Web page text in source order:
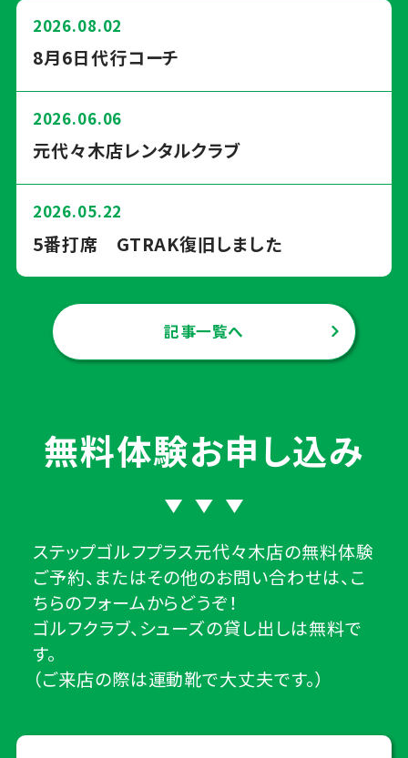
2026.08.02
8月6日代行コーチ
2026.06.06
元代々木店レンタルクラブ
2026.05.22
5番打席 GTRAK復旧しました
記事一覧へ
無料体験お申し込み
ステップゴルフプラス元代々木店の無料体験
ご予約、またはその他のお問い合わせは、こ
ちらのフォームからどうぞ！
ゴルフクラブ、シューズの貸し出しは無料で
す。
（ご来店の際は運動靴で大丈夫です。）